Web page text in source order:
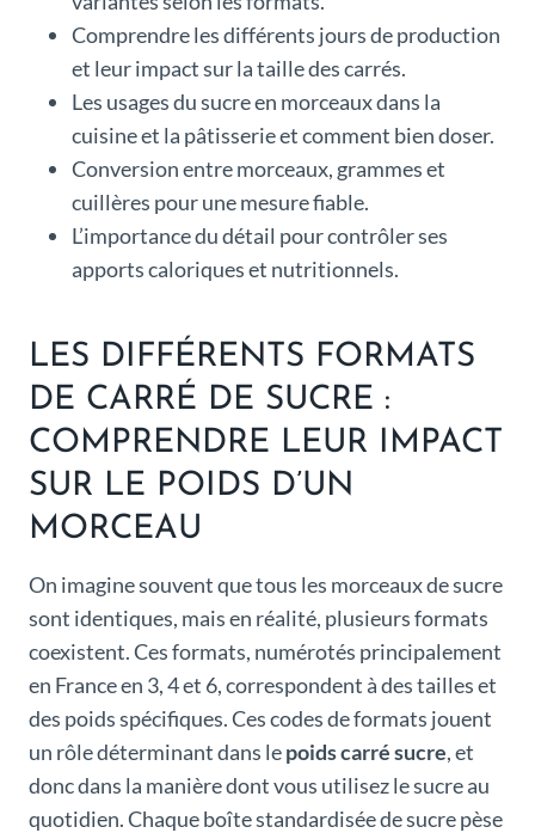
Comprendre les différents jours de production
et leur impact sur la taille des carrés.
Les usages du sucre en morceaux dans la
cuisine et la pâtisserie et comment bien doser.
Conversion entre morceaux, grammes et
cuillères pour une mesure fiable.
L’importance du détail pour contrôler ses
apports caloriques et nutritionnels.
LES DIFFÉRENTS FORMATS
DE CARRÉ DE SUCRE :
COMPRENDRE LEUR IMPACT
SUR LE POIDS D’UN
MORCEAU
On imagine souvent que tous les morceaux de sucre
sont identiques, mais en réalité, plusieurs formats
coexistent. Ces formats, numérotés principalement
en France en 3, 4 et 6, correspondent à des tailles et
des poids spécifiques. Ces codes de formats jouent
un rôle déterminant dans lepoids carré sucre, et
donc dans la manière dont vous utilisez le sucre au
quotidien. Chaque boîte standardisée de sucre pèse